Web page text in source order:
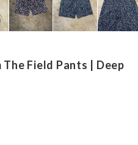
Field Pants | Deep